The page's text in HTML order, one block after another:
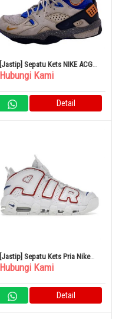
[Jastip] Sepatu Kets NIKE ACG
28cm Putih DC9554-200
Hubungi Kami
Detail
[Jastip] Sepatu Kets Pria Nike
Air More Uptempo 96 Ukuran
Hubungi Kami
Detail